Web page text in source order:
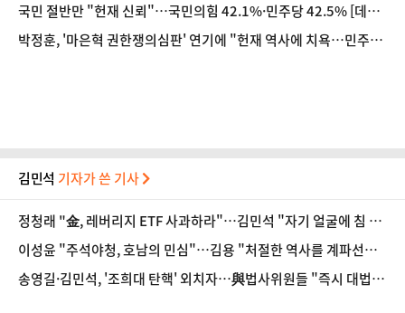
국민 절반만 "헌재 신뢰"…국민의힘 42.1%·민주당 42.5% [데일
리안 여론조사]
박정훈, '마은혁 권한쟁의심판' 연기에 "헌재 역사에 치욕…민주당,
김민석 기자가 쓴 기사
정청래 "金, 레버리지 ETF 사과하라"…김민석 "자기 얼굴에 침 뱉
기"
이성윤 "주석야청, 호남의 민심"…김용 "처절한 역사를 계파선거
말장난으로 쓰나"
송영길·김민석, '조희대 탄핵' 외치자…與법사위원들 "즉시 대법